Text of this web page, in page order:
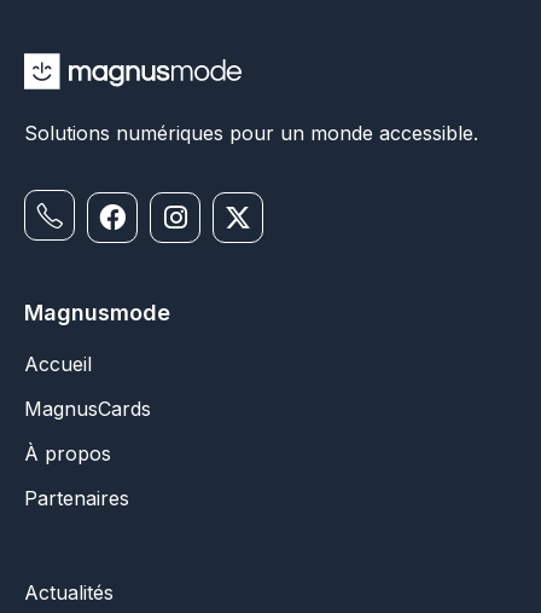
Solutions numériques pour un monde accessible.
Magnusmode
Accueil
MagnusCards
À propos
Partenaires
Actualités